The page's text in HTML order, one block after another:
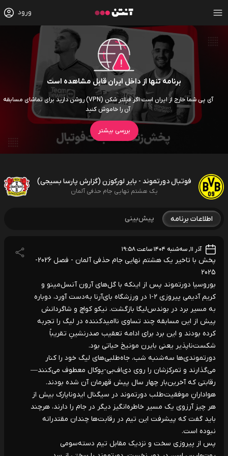
ورود
برنامه تنها از داخل ایران قابل مشاهده است
آی پی شما خارج از ایران است اگر فیلتر شکن (VPN) روشن دارید برای تماشای مسابقه
آن را خاموش کنید
بررسی بیشتر
فوتبال دورتموند - بایر لورکوزن (گزارش پارسا بسیجی)
یک هشتم نهایی جام حذفی آلمان
اطلاعات برنامه پیش‌بینی
آذر ۱۱, سه‌شنبه ۱۴۰۴ ساعت ۱۹:۵۸
پخش با تاخیر یک هشتم نهایی جام حذفی آلمان - فصل 2026-
2025
بوروسیا دورتموند پس از اینکه با گل‌های آرون آنسل‌مینو و
کریم آدیمی پیروزی ۲-۱ در ورزشگاه بای‌آرنا به‌دست آورد، دوباره
به مسیر برد در بوندس‌لیگا بازگشت. نیکو کواچ و شاگردانش
پیش از این مسابقه چند تساوی ناامیدکننده در لیگ را تجربه
کرده بودند و این برد برای ادامه تعقیب صدرنشینِ تقریباً
شکست‌ناپذیر یعنی بایرن مونیخ حیاتی بود.
دورتموندی‌ها سه‌شنبه شب، جاه‌طلبی‌های لیگ خود را کنار
می‌گذارند و تمرکزشان را روی دی‌اف‌بی-پوکال معطوف می‌کنند—
رقابتی که آخرین‌بار چهار سال پیش قهرمان آن شده بودند.
هوادارانِ موفقیت‌طلب دورتموند در سیگنال ایدوناپارک بیش از
هر چیز آرزوی یک مسیر خاطره‌انگیز دیگر در جام را دارند، هرچند
باید گفت که پیشرفت این تیم در رقابت‌ها چندان مقتدرانه
نبوده است.
پس از پیروزی سخت و نزدیک مقابل تیم دسته‌سومی